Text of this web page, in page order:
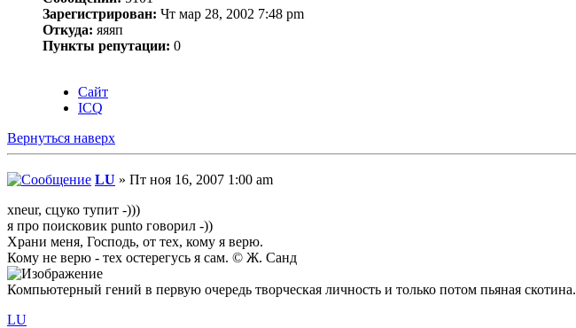
Зарегистрирован: Чт мар 28, 2002 7:48 pm
Откуда: яяяп
Пункты репутации: 0
Сайт
ICQ
Вернуться наверх
LU » Пт ноя 16, 2007 1:00 am
xneur, сцуко тупит -)))
я про поисковик punto говорил -))
Храни меня, Господь, от тех, кому я верю.
Кому не верю - тех остерегусь я сам. © Ж. Санд
Компьютерный гений в первую очередь творческая личность и только потом пьяная скотина.
LU